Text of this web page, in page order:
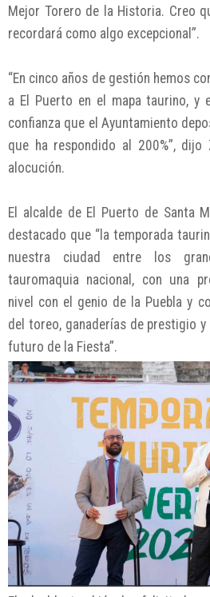
Mejor Torero de la Historia. Creo
recordará como algo excepcional”.
“En cinco años de gestión hemos
a El Puerto en el mapa taurino, y
confianza que el Ayuntamiento
que ha respondido al 200%”,
alocución.
El alcalde de El Puerto de Santa
destacado que “la temporada
nuestra ciudad entre los
tauromaquia nacional, con una
nivel con el genio de la Puebla y
del toreo, ganaderías de prestigio
futuro de la Fiesta”.